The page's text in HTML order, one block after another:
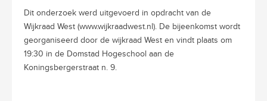
Dit onderzoek werd uitgevoerd in opdracht van de
Wijkraad West (www.wijkraadwest.nl). De bijeenkomst wordt
georganiseerd door de wijkraad West en vindt plaats om
19:30 in de Domstad Hogeschool aan de
Koningsbergerstraat n. 9.